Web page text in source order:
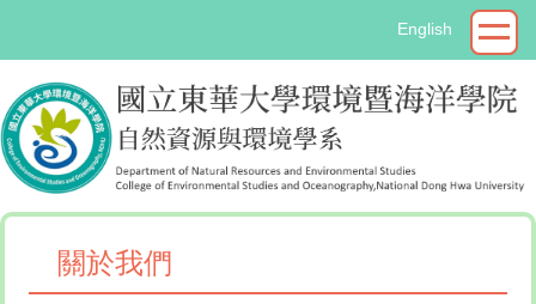
要
內
容
區
English
關於我們